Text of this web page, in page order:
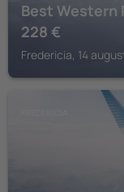
Best Western
228 €
Fredericia, 14